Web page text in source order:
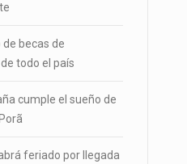
becas de
todo el país
cumple el sueño de
feriado por llegada